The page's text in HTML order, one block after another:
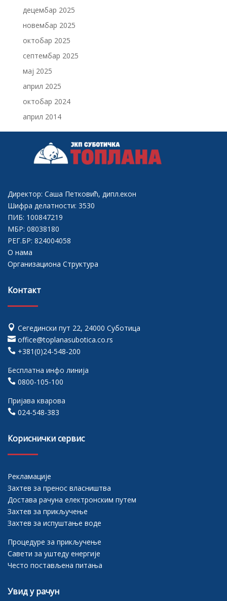
децембар 2025
новембар 2025
октобар 2025
септембар 2025
мај 2025
април 2025
октобар 2024
април 2014
Директор: Саша Петковић, дипл.екон
Шифра делатности: 3530
ПИБ: 100847219
МБР: 08038180
РЕГ.БР: 824004058
О нама
Организациона Структура
Контакт
 Сегедински пут 22, 24000 Суботица
 office@toplanasubotica.co.rs
 +381(0)24-548-200
Бесплатна инфо линија
 0800-105-100
Пријава кварова
 024-548-383
Кориснички сервис
Рекламације
Захтев за пренос власништва
Достава рачуна електронским путем
Захтев за прикључење
Захтев за испуштање воде
Процедуре за прикључење
Савети за уштеду енергије
Често постављена питања
Увид у рачун